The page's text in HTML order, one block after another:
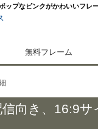
ップなピンクがかわいいフレ
無料フレーム
向き、16:9